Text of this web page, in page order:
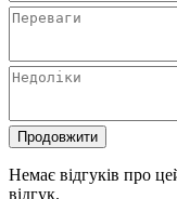
Продовжити
Немає відгуків про
відгук.